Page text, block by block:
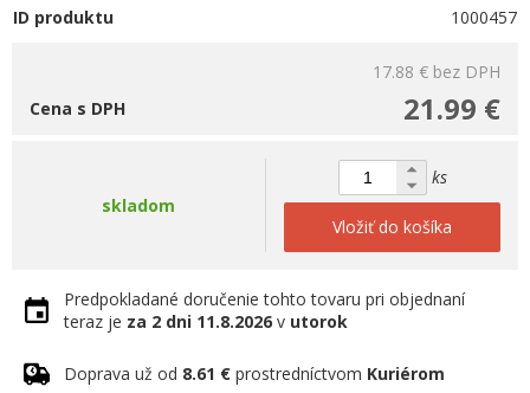
ID produktu
1000457
17.88 € bez DPH
21.99 €
Cena s DPH
skladom
ks
Vložiť do košíka
Predpokladané doručenie tohto tovaru pri objednaní
teraz je za 2 dni 11.8.2026 v utorok
Doprava už od 8.61 € prostredníctvom Kuriérom